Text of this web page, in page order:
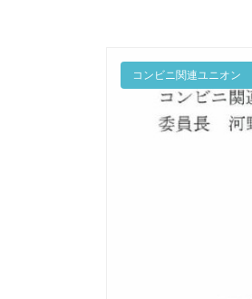
コンビニ関連ユニオン